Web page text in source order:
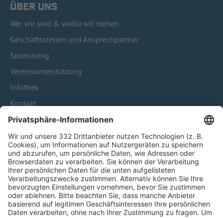
ÜBER UNS
Wer wir sind & wofür wir stehen
Geschäftsstellen und Ansprechpartner
Sponsoring
Vereinsunterstützung
Infothek
Kontakt
HÄUFIG BESUCHTE SEITEN
Pässe und Vereinswechsel
Trainerausbildung
Schulungsangebot Vereinsmitarbeiter
BFV-Geschäftsstellen
Trainerbörse